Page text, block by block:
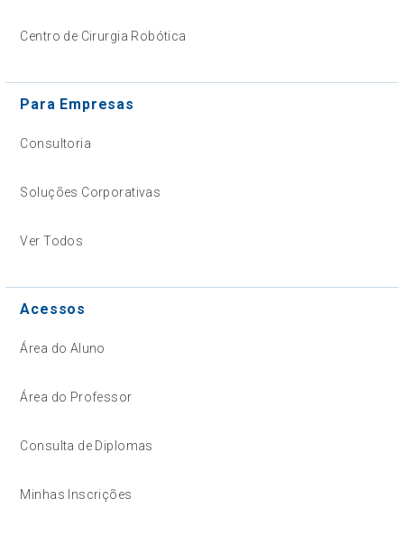
Centro de Cirurgia Robótica
Para Empresas
Consultoria
Soluções Corporativas
Ver Todos
Acessos
Área do Aluno
Área do Professor
Consulta de Diplomas
Minhas Inscrições